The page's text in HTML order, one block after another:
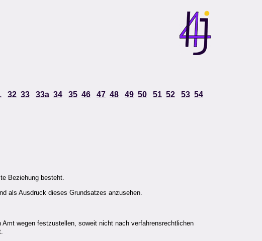
32 33 33a 34 35 46 47 48 49 50 51 52 53 54
Beziehung besteht.
als Ausdruck dieses Grundsatzes anzusehen.
wegen festzustellen, soweit nicht nach verfahrensrechtlichen